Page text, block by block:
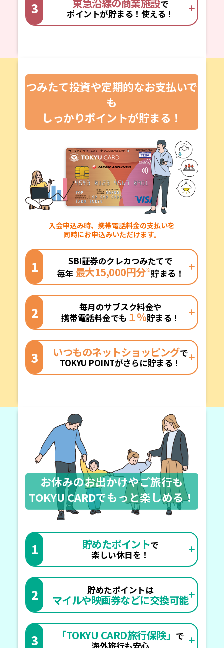
3
で
ポイントが貯まる！使える！
つみたて投資や定期的なお支払いで
も
しっかりポイントが貯まる！
入会申込み時、携帯電話料金の支払いを
同時にお申込みいただけます。
1
SBI証券のクレカつみたてで
毎年 最大15,000円分※貯まる！
2
毎月のサブスク料金や
携帯電話料金でも １％貯まる！
3 いつものネットショッピングで
TOKYU POINTがさらに貯まる！
お休みのお出かけやご旅行も
TOKYU CARDでもっと楽しめる！
1 貯めたポイントで
楽しい休日を！
2 貯めたポイントは
マイルや映画券などに交換可能
3 「TOKYU CARD旅行保険」 で
海外旅行も安心